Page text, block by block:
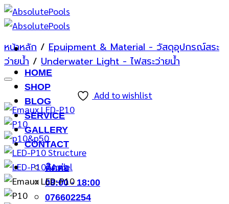
ข้าม
ไป
เนื้อหา
HOME
SHOP
BLOG
SERVICE
GALLERY
CONTACT
ติดต่อ
08:00 - 18:00
076602254
หน้าหลัก / Epuipment & Material - วัสดุอุปกรณ์สระ
ว่ายน้ำ / Underwater Light - ไฟสระว่ายน้ำ
Add to wishlist